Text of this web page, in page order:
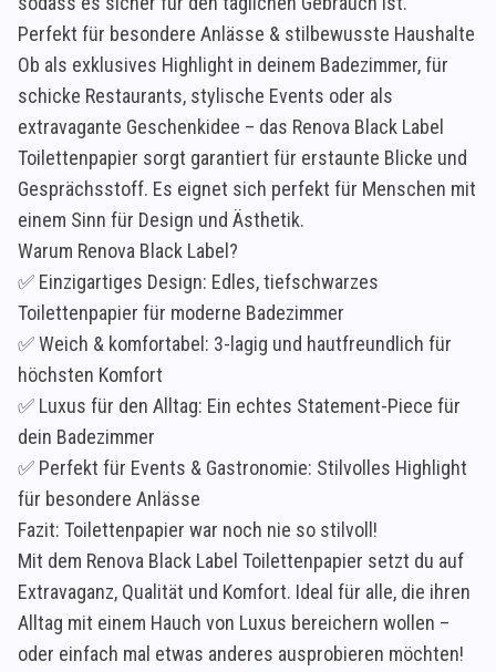
Perfekt für besondere Anlässe & stilbewusste Haushalte
Ob als exklusives Highlight in deinem Badezimmer, für
schicke Restaurants, stylische Events oder als
extravagante Geschenkidee – das Renova Black Label
Toilettenpapier sorgt garantiert für erstaunte Blicke und
Gesprächsstoff. Es eignet sich perfekt für Menschen mit
einem Sinn für Design und Ästhetik.
Warum Renova Black Label?
✅ Einzigartiges Design: Edles, tiefschwarzes
Toilettenpapier für moderne Badezimmer
✅ Weich & komfortabel: 3-lagig und hautfreundlich für
höchsten Komfort
✅ Luxus für den Alltag: Ein echtes Statement-Piece für
dein Badezimmer
✅ Perfekt für Events & Gastronomie: Stilvolles Highlight
für besondere Anlässe
Fazit: Toilettenpapier war noch nie so stilvoll!
Mit dem Renova Black Label Toilettenpapier setzt du auf
Extravaganz, Qualität und Komfort. Ideal für alle, die ihren
Alltag mit einem Hauch von Luxus bereichern wollen –
oder einfach mal etwas anderes ausprobieren möchten!